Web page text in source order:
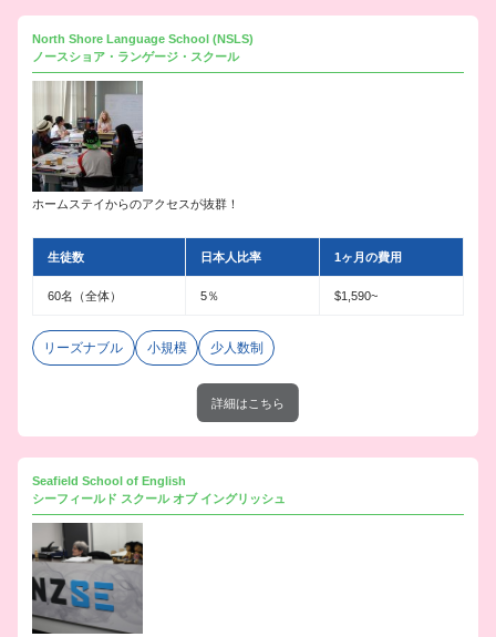
North Shore Language School (NSLS)
ノースショア・ランゲージ・スクール
ホームステイからのアクセスが抜群！
生徒数 日本人比率 1ヶ月の費用
60名（全体） 5％ $1,590~
リーズナブル 小規模 少人数制
詳細はこちら
Seafield School of English
シーフィールド スクール オブ イングリッシュ